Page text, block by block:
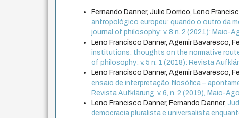
Fernando Danner, Julie Dorrico, Leno
antropológico europeu: quando o outro da
journal of philosophy: v. 8 n. 2 (2021): Maio-
Leno Francisco Danner, Agemir Bavaresco,
institutions: thoughts on the normative
of philosophy: v. 5 n. 1 (2018): Revista
Leno Francisco Danner, Agemir Bavaresco,
ensaio de interpretação filosófica –
Revista Aufklärung. v. 6, n. 2 (2019), Maio-
Leno Francisco Danner, Fernando Danner,
democracia pluralista e universalista